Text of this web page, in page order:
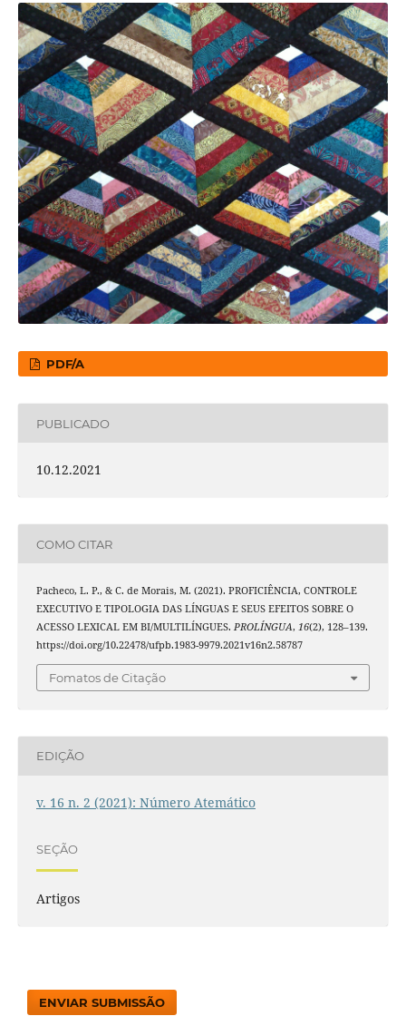
PDF/A
PUBLICADO
10.12.2021
COMO CITAR
Pacheco, L. P., & C. de Morais, M. (2021). PROFICIÊNCIA, CONTROLE
EXECUTIVO E TIPOLOGIA DAS LÍNGUAS E SEUS EFEITOS SOBRE O
ACESSO LEXICAL EM BI/MULTILÍNGUES. PROLÍNGUA, 16(2), 128–139.
https://doi.org/10.22478/ufpb.1983-9979.2021v16n2.58787
Fomatos de Citação
EDIÇÃO
v. 16 n. 2 (2021): Número Atemático
SEÇÃO
Artigos
ENVIAR SUBMISSÃO